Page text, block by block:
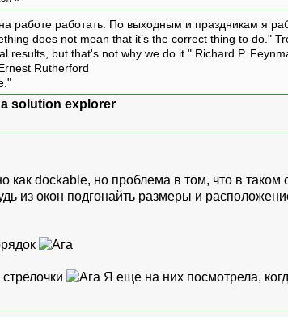
работе работать. По выходным и праздникам я
does not mean that it’s the correct thing to do."
results, but that's not why we do it." Richard P.
Rutherford
solution explorer
как dockable, но проблема в том, что в
из окон подгонайть размеры и
Я еще на них посмотрела,